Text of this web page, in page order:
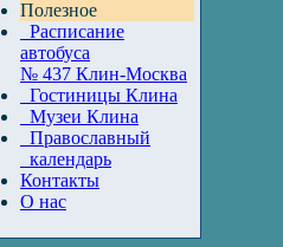
Полезное
Расписание
автобуса
№ 437 Клин-Москва
Гостиницы Клина
Музеи Клина
Православный
календарь
Контакты
О нас